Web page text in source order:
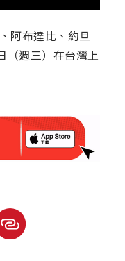
阿布達比、約旦
（週三）在台灣上